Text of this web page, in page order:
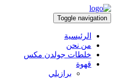
Toggle navigation
الرئيسية
من نحن
خلطات جولدن مكس
قهوة
برازيلي